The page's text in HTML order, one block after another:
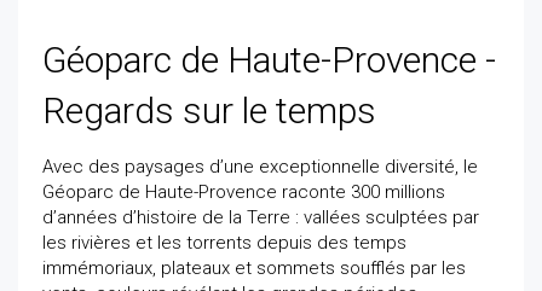
Géoparc de Haute-Provence -
Regards sur le temps
Avec des paysages d’une exceptionnelle diversité, le
Géoparc de Haute-Provence raconte 300 millions
d’années d’histoire de la Terre : vallées sculptées par
les rivières et les torrents depuis des temps
immémoriaux, plateaux et sommets soufflés par les